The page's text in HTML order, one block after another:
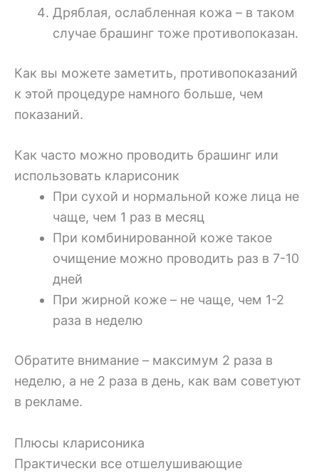
Дряблая, ослабленная кожа – в таком
случае брашинг тоже противопоказан.
Как вы можете заметить, противопоказаний
к этой процедуре намного больше, чем
показаний.
Как часто можно проводить брашинг или
использовать кларисоник
При сухой и нормальной коже лица не
чаще, чем 1 раз в месяц
При комбинированной коже такое
очищение можно проводить раз в 7-10
дней
При жирной коже – не чаще, чем 1-2
раза в неделю
Обратите внимание – максимум 2 раза в
неделю, а не 2 раза в день, как вам советуют
в рекламе.
Плюсы кларисоника
Практически все отшелушивающие